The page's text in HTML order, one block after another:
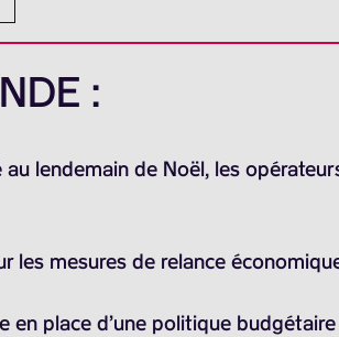
:
lendemain de Noël, les
les mesures de relance
en place d’une politique